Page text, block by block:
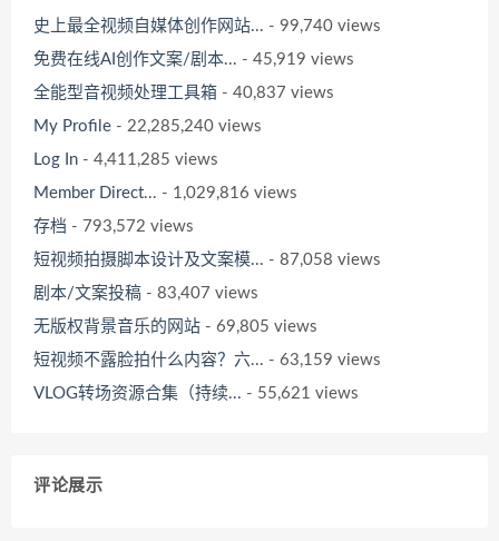
史上最全视频自媒体创作网站... - 99,740 views
免费在线AI创作文案/剧本... - 45,919 views
全能型音视频处理工具箱 - 40,837 views
My Profile - 22,285,240 views
Log In - 4,411,285 views
Member Direct... - 1,029,816 views
存档 - 793,572 views
短视频拍摄脚本设计及文案模... - 87,058 views
剧本/文案投稿 - 83,407 views
无版权背景音乐的网站 - 69,805 views
短视频不露脸拍什么内容？六... - 63,159 views
VLOG转场资源合集（持续... - 55,621 views
评论展示